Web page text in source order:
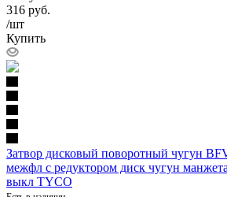
316 руб.
/шт
Купить
Затвор дисковый поворотный чугун
межфл с редуктором диск чугун
выкл TYCO